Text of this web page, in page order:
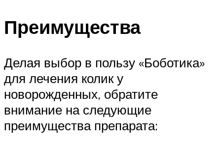
Преимущества
Делая выбор в пользу «Боботика»
для лечения колик у
новорожденных, обратите
внимание на следующие
преимущества препарата: